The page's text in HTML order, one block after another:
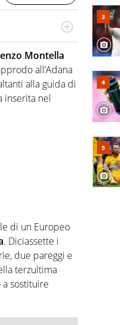
sue sfaccettature.
cosa serissima,
Montella
all’Adana
alla guida di
inserita nel
di un Europeo
. Diciassette i
due pareggi e
terzultima
a sostituire